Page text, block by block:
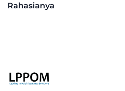
Rahasianya